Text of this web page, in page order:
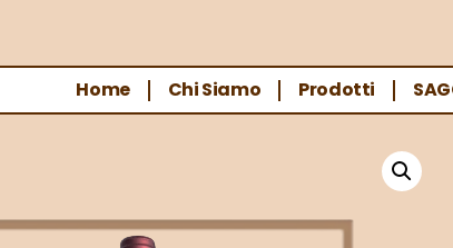
Home Chi Siamo Prodotti
/ LIMBECCA – SANGIOVESE SUPERIORE 2018